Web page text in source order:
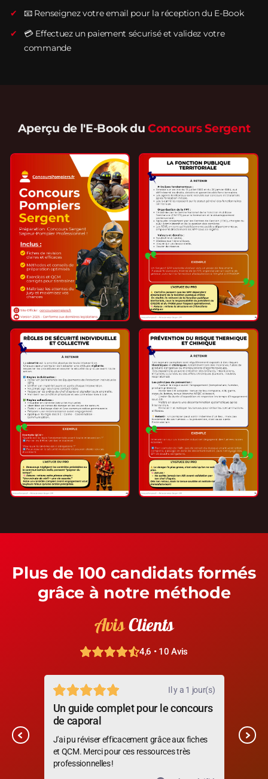
📧 Renseignez votre email pour la réception du E-Book
💳 Effectuez un paiement sécurisé et validez votre
commande
Aperçu de l'E-Book duConcours Sergent
Plus de 100 candidats formés
grâce à notre méthode
Avis Clients
4,6 • 10 Avis
Il y a 1 jour(s)
Un guide complet pour le concours
de caporal
J'ai pu réviser efficacement grâce aux fiches
et QCM. Merci pour ces ressources très
professionnelles !
Les
J'ai